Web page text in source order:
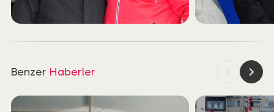
Benzer Haberler